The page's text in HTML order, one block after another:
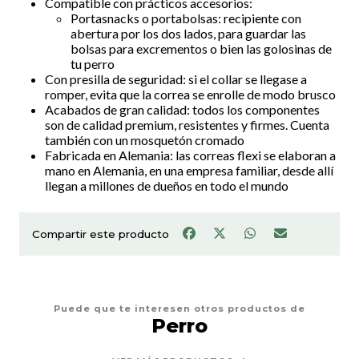
Portasnacks o portabolsas: recipiente con
abertura por los dos lados, para guardar las
bolsas para excrementos o bien las golosinas de
tu perro
Con presilla de seguridad: si el collar se llegase a
romper, evita que la correa se enrolle de modo brusco
Acabados de gran calidad: todos los componentes
son de calidad premium, resistentes y firmes. Cuenta
también con un mosquetón cromado
Fabricada en Alemania: las correas flexi se elaboran a
mano en Alemania, en una empresa familiar, desde allí
llegan a millones de dueños en todo el mundo
Compartir este producto
Puede que te interesen otros productos de
Perro